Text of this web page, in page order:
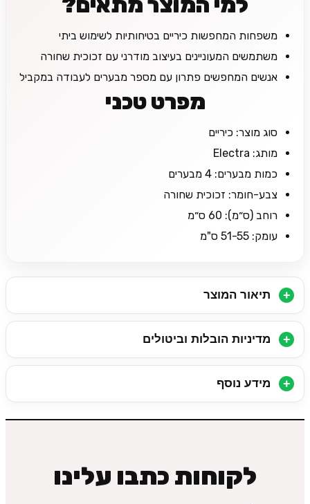
משפחות המחפשות כיריים בטיחותיות לשימוש ביתי
משתמשים המעוניינים בעיצוב מודרני עם זכוכית שחורה
אנשים המחפשים פתרון עם מספר מבערים לעבודה במקביל
מפרט טכני
סוג מוצר: כיריים
מותג: Electra
כמות מבערים: 4 מבערים
צבע-חומר: זכוכית שחורה
רוחב (ס״מ): 60 ס״מ
עומק: 51-55 ס"מ
תיאור המוצר
מדיניות הובלות וביטולים
מידע נוסף
לקוחות כתבו עלינו